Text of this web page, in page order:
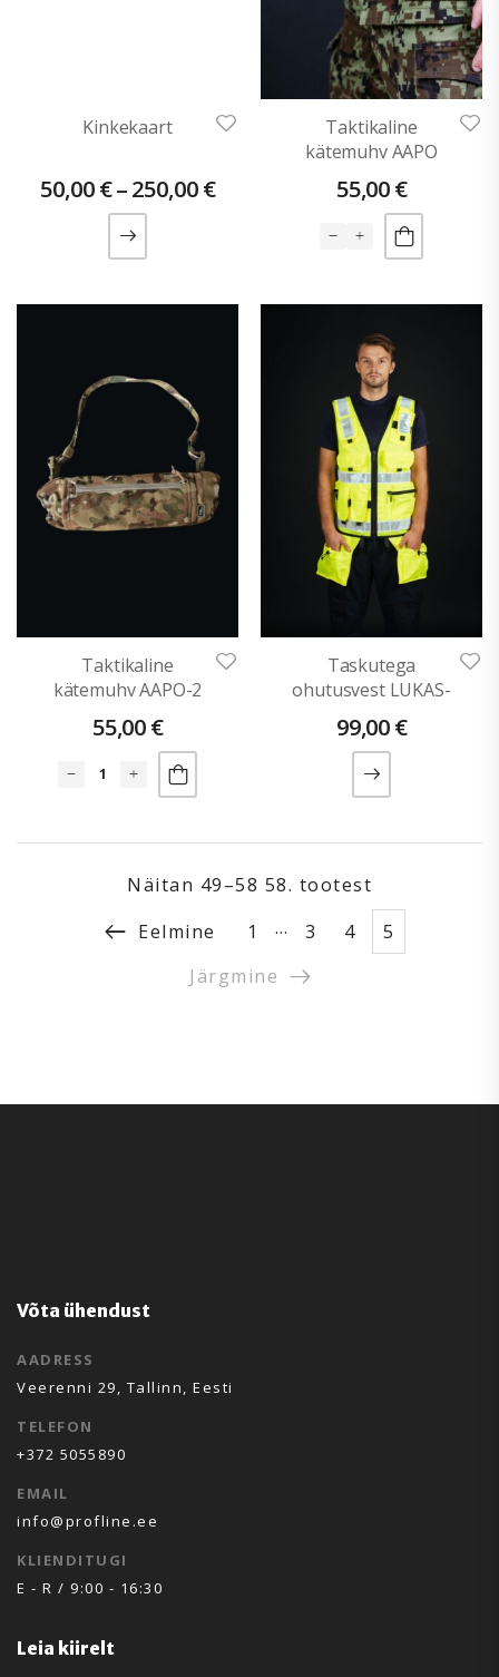
Kinkekaart
50,00€–250,00€
Taktikaline
kätemuhv AAPO
55,00€
Taktikaline
kätemuhv AAPO-2
(V-Camo)
55,00€
Taskutega
ohutusvest LUKAS-
2
99,00€
Näitan 49–58 58. tootest
Eelmine
1 … 3 4
5
Järgmine
Võta ühendust
AADRESS
Veerenni 29, Tallinn, Eesti
TELEFON
+372 5055890
EMAIL
info@profline.ee
KLIENDITUGI
E - R / 9:00 - 16:30
Leia kiirelt